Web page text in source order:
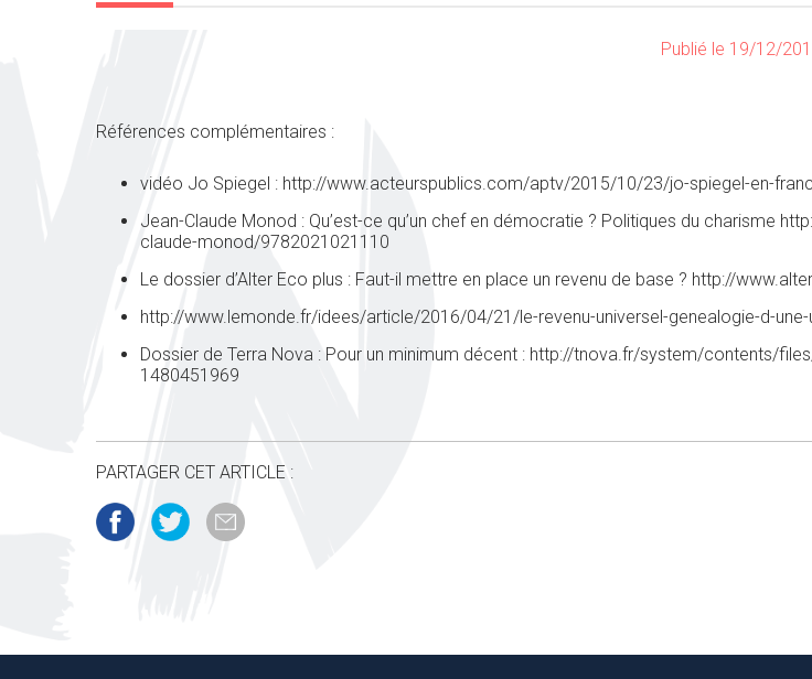
Publié le 19/12/
Références complémentaires :
vidéo Jo Spiegel : http://www.acteurspublics.com/aptv/2015/10/23/jo-spiegel-en-
Jean-Claude Monod : Qu’est-ce qu’un chef en démocratie ? Politiques du charisme
claude-monod/9782021021110
Le dossier d’Alter Eco plus : Faut-il mettre en place un revenu de base ? http://
http://www.lemonde.fr/idees/article/2016/04/21/le-revenu-universel-genealogie-d-
Dossier de Terra Nova : Pour un minimum décent : http://tnova.fr/system/contents/
1480451969
PARTAGER CET ARTICLE :